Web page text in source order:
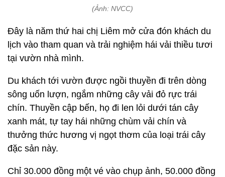
(Ảnh: NVCC)
Đây là năm thứ hai chị Liêm mở cửa đón khách du
lịch vào tham quan và trải nghiệm hái vải thiều tươi
tại vườn nhà mình.
Du khách tới vườn được ngồi thuyền đi trên dòng
sông uốn lượn, ngắm những cây vải đỏ rực trái
chín. Thuyền cập bến, họ đi len lỏi dưới tán cây
xanh mát, tự tay hái những chùm vải chín và
thưởng thức hương vị ngọt thơm của loại trái cây
đặc sản này.
Chỉ 30.000 đồng một vé vào chụp ảnh, 50.000 đồng